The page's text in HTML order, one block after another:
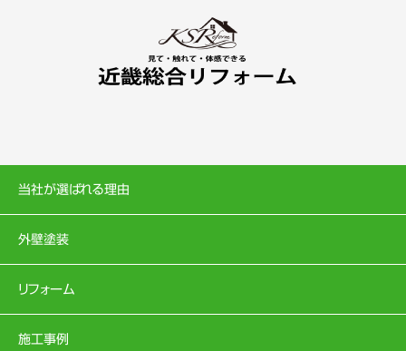
当社が選ばれる理由
外壁塗装
リフォーム
施工事例